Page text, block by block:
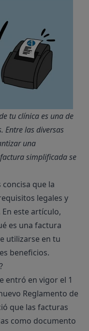
tu clínica es una de
Entre las diversas
una
simplificada se
que la
legales y
este artículo,
es una factura
utilizarse en tu
beneficios.
entró en vigor el 1
Reglamento de
que las facturas
como documento